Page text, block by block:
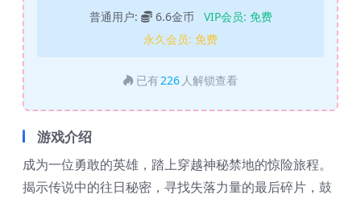
普通用户: 6.6金币 VIP会员: 免费
永久会员: 免费
已有226 人解锁查看
游戏介绍
成为一位勇敢的英雄，踏上穿越神秘禁地的惊险旅程。
揭示传说中的往日秘密，寻找失落力量的最后碎片，鼓